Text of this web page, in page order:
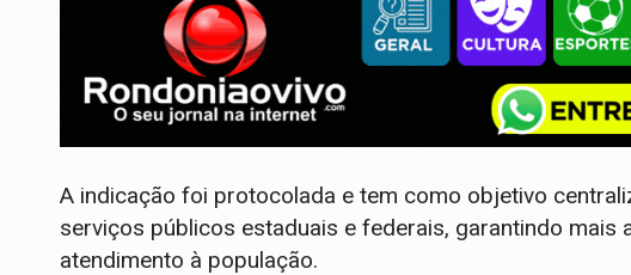
A indicação foi protocolada e tem como objetivo
serviços públicos estaduais e federais, garantindo mais
atendimento à população.